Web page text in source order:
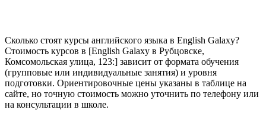
Сколько стоят курсы английского языка в English Galaxy?
Стоимость курсов в [English Galaxy в Рубцовске,
Комсомольская улица, 123:] зависит от формата обучения
(групповые или индивидуальные занятия) и уровня
подготовки. Ориентировочные цены указаны в таблице на
сайте, но точную стоимость можно уточнить по телефону или
на консультации в школе.